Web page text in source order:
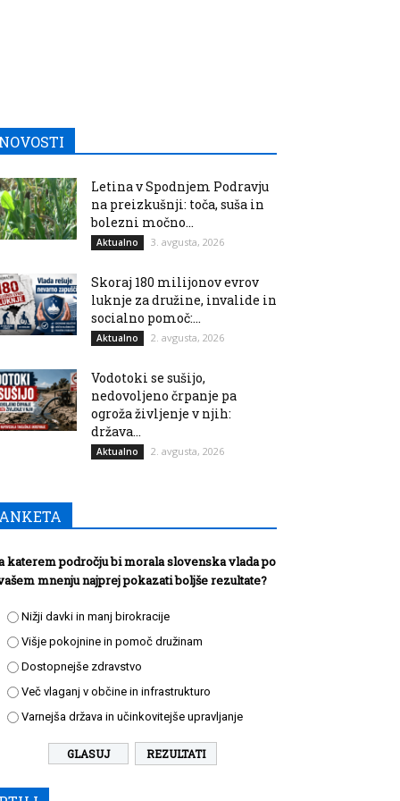
Letina v Spodnjem Podravju
na preizkušnji: toča, suša in
bolezni močno...
Aktualno 3. avgusta, 2026
Skoraj 180 milijonov evrov
luknje za družine, invalide in
socialno pomoč:...
Aktualno 2. avgusta, 2026
Vodotoki se sušijo,
nedovoljeno črpanje pa
ogroža življenje v njih:
država...
Aktualno 2. avgusta, 2026
katerem področju bi morala slovenska vlada po
mnenju najprej pokazati boljše rezultate?
Nižji davki in manj birokracije
Višje pokojnine in pomoč družinam
Dostopnejše zdravstvo
Več vlaganj v občine in infrastrukturo
Varnejša država in učinkovitejše upravljanje
REZULTATI